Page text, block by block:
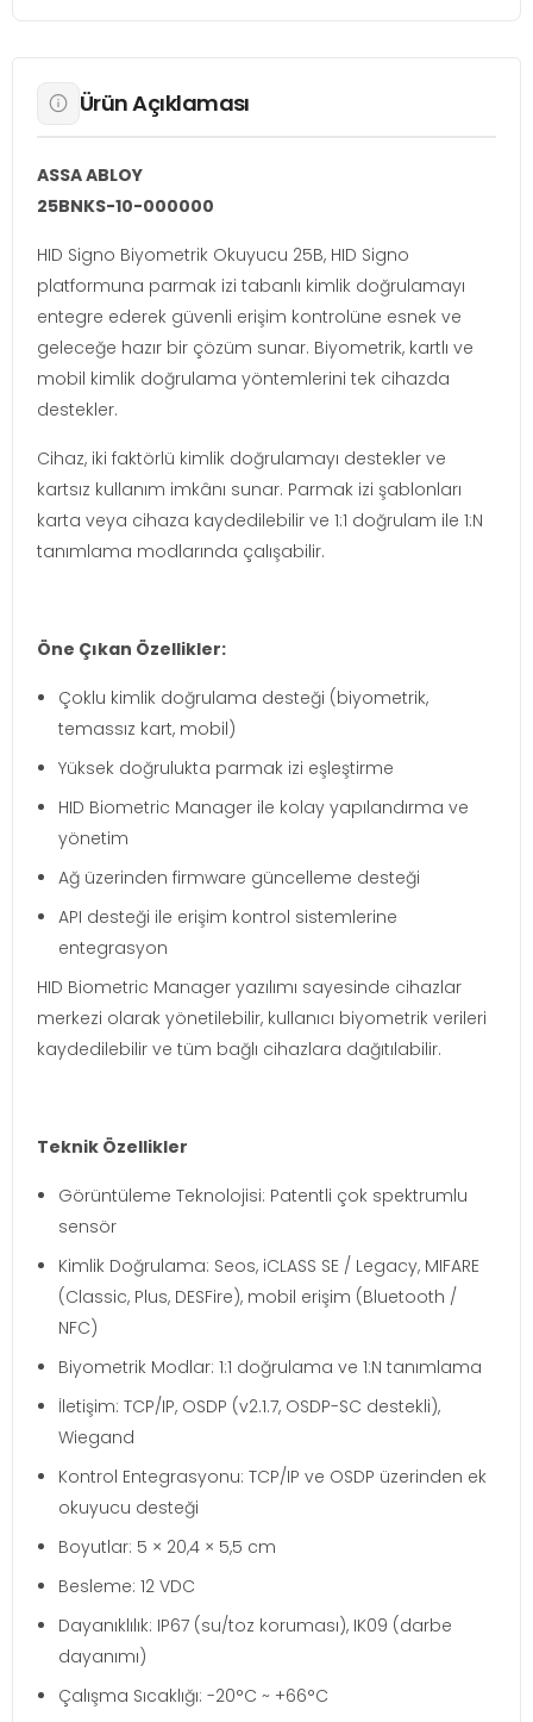
Ürün Açıklaması
ASSA ABLOY
25BNKS-10-000000
HID Signo Biyometrik Okuyucu 25B, HID Signo
platformuna parmak izi tabanlı kimlik doğrulamayı
entegre ederek güvenli erişim kontrolüne esnek ve
geleceğe hazır bir çözüm sunar. Biyometrik, kartlı ve
mobil kimlik doğrulama yöntemlerini tek cihazda
destekler.
Cihaz, iki faktörlü kimlik doğrulamayı destekler ve
kartsız kullanım imkânı sunar. Parmak izi şablonları
karta veya cihaza kaydedilebilir ve 1:1 doğrulam ile 1:N
tanımlama modlarında çalışabilir.
Öne Çıkan Özellikler:
Çoklu kimlik doğrulama desteği (biyometrik,
temassız kart, mobil)
Yüksek doğrulukta parmak izi eşleştirme
HID Biometric Manager ile kolay yapılandırma ve
yönetim
Ağ üzerinden firmware güncelleme desteği
API desteği ile erişim kontrol sistemlerine
entegrasyon
HID Biometric Manager yazılımı sayesinde cihazlar
merkezi olarak yönetilebilir, kullanıcı biyometrik verileri
kaydedilebilir ve tüm bağlı cihazlara dağıtılabilir.
Teknik Özellikler
Görüntüleme Teknolojisi: Patentli çok spektrumlu
sensör
Kimlik Doğrulama: Seos, iCLASS SE / Legacy, MIFARE
(Classic, Plus, DESFire), mobil erişim (Bluetooth /
NFC)
Biyometrik Modlar: 1:1 doğrulama ve 1:N tanımlama
İletişim: TCP/IP, OSDP (v2.1.7, OSDP-SC destekli),
Wiegand
Kontrol Entegrasyonu: TCP/IP ve OSDP üzerinden ek
okuyucu desteği
Boyutlar: 5 × 20,4 × 5,5 cm
Besleme: 12 VDC
Dayanıklılık: IP67 (su/toz koruması), IK09 (darbe
dayanımı)
Çalışma Sıcaklığı: -20°C ~ +66°C